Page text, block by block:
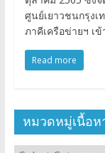
ศูนย์เยาวชนกรุง
ภาคีเครือข่ายฯ เ
Read more
หมวดหมู่เนื้อห